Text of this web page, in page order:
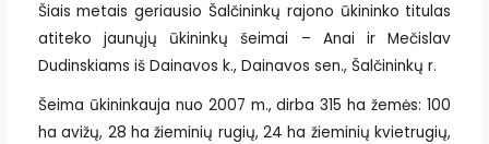
Šiais metais geriausio Šalčininkų rajono ūkininko titulas
atiteko jaunųjų ūkininkų šeimai – Anai ir Mečislav
Dudinskiams iš Dainavos k., Dainavos sen., Šalčininkų r.
Šeima ūkininkauja nuo 2007 m., dirba 315 ha žemės: 100
ha avižų, 28 ha žieminių rugių, 24 ha žieminių kvietrugių,